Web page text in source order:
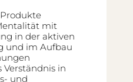
mit
in der aktiven
und im Aufbau
Verständnis in
und